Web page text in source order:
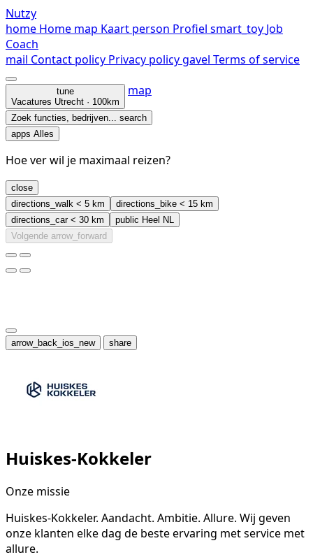
Nutzy
home Home map Kaart person Profiel smart_toy Job
Coach
mail Contact policy Privacy policygavel Terms of service
tune
Vacatures Utrecht · 100km
map
Zoek functies, bedrijven... search
apps Alles
Hoe ver wil je maximaal reizen?
close
directions_walk < 5 km directions_bike < 15 km
directions_car< 30 km public Heel NL
Volgende arrow_forward
arrow_back_ios_new share
Huiskes-Kokkeler
Onze missie
Huiskes-Kokkeler. Aandacht. Ambitie. Allure. Wij geven
onze klanten elke dag de beste ervaring met service met
allure.